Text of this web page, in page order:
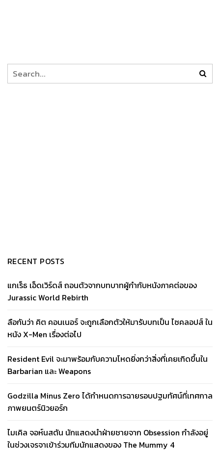
RECENT POSTS
แกเร็ธ เอ็ดเวิร์ดส์ ถอนตัวจากบทบาทผู้กำกับหนังภาคต่อของ
Jurassic World Rebirth
ลือกันว่า คิต คอนเนอร์ จะถูกเลือกตัวให้มารับบทเป็น ไซคลอปส์ ใน
หนัง X-Men เรื่องต่อไป
Resident Evil จะมาพร้อมกับความโหดยิ่งกว่าสิ่งที่เคยเกิดขึ้นใน
Barbarian และ Weapons
Godzilla Minus Zero ได้กำหนดการฉายรอบปฐมทัศน์ที่เทศกาล
ภาพยนตร์นิวยอร์ก
ไมเคิล จอห์นสตัน นักแสดงนำฝ่ายชายจาก Obsession กำลังอยู่
ในช่วงเจรจาเข้าร่วมทีมนักแสดงของ The Mummy 4